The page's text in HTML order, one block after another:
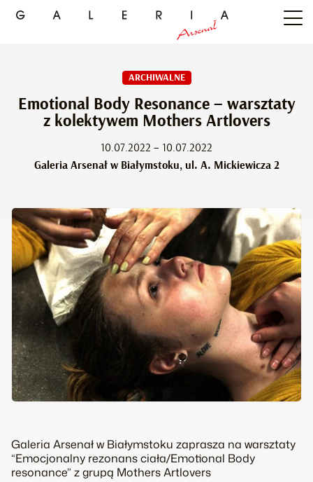
ARCHIWALNE
Emotional Body Resonance – warsztaty
z kolektywem Mothers Artlovers
10.07.2022 – 10.07.2022
Galeria Arsenał w Białymstoku, ul. A. Mickiewicza 2
Galeria Arsenał w Białymstoku zaprasza na warsztaty
“Emocjonalny rezonans ciała/Emotional Body
resonance” z grupą Mothers Artlovers